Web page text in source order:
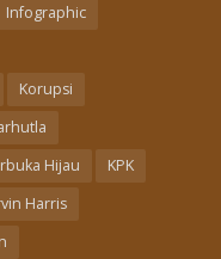
Infographic
Korupsi
Hijau
KPK
Harris